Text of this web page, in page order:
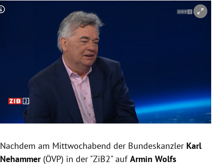
Untermenü
Untermenü
Untermenü
Untermenü
Untermenü
Copyright-Hinweis öffnen/schließen
Nachdem am Mittwochabend der Bundeskanzler Karl
Nehammer(ÖVP) in der "ZiB2" aufArmin Wolfs